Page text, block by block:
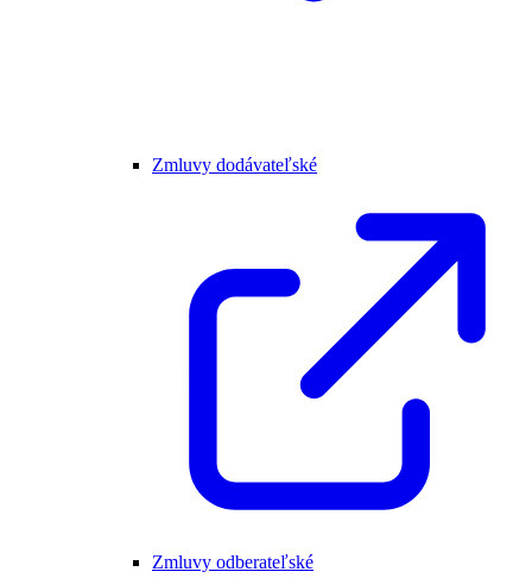
Zmluvy dodávateľské
Zmluvy odberateľské